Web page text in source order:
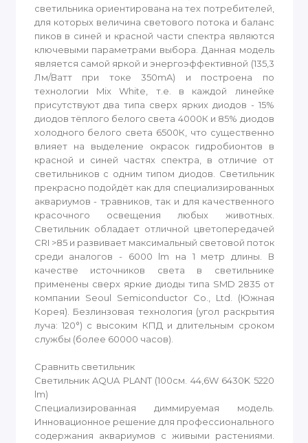
светильника ориентирована на тех потребителей,
для которых величина светового потока и баланс
пиков в синей и красной части спектра являются
ключевыми параметрами выбора. Данная модель
является самой яркой и энергоэффективной (135,3
Лм/Ватт при токе 350mA) и построена по
технологии Mix White, т.е. в каждой линейке
присутствуют два типа сверх ярких диодов - 15%
диодов тёплого белого света 4000К и 85% диодов
холодного белого света 6500К, что существенно
влияет на выделение окрасок гидробионтов в
красной и синей частях спектра, в отличие от
светильников с одним типом диодов. Светильник
прекрасно подойдёт как для специализированных
аквариумов - травников, так и для качественного
красочного освещения любых животных.
Светильник обладает отличной цветопередачей
CRI >85 и развивает максимальный световой поток
среди аналогов - 6000 lm на 1 метр длины. В
качестве источников света в светильнике
применены сверх яркие диоды типа SMD 2835 от
компании Seoul Semiconductor Co., Ltd. (Южная
Корея). Безлинзовая технология (угол раскрытия
луча: 120°) с высоким КПД и длительным сроком
службы (более 60000 часов).
Сравнить светильник
Светильник AQUA PLANT (100см. 44,6W 6430K 5220
lm)
Специализированная диммируемая модель.
Инновационное решение для профессионального
содержания аквариумов с живыми растениями.